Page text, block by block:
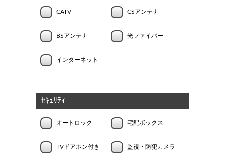
CATV CSアンテナ
BSアンテナ 光ファイバー
インターネット
ｾｷｭﾘﾃｨｰ
オートロック 宅配ボックス
TVドアホン付き 監視・防犯カメラ